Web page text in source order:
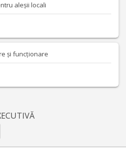
aleșii locali
și funcționare